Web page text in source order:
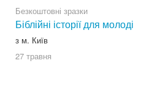
Безкоштовні зразки
Біблійні історії для молоді
з м. Київ
27 травня